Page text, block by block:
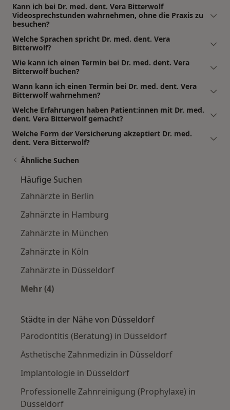
Kann ich bei Dr. med. dent. Vera Bitterwolf
Videosprechstunden wahrnehmen, ohne die Praxis zu
besuchen?
Welche Sprachen spricht Dr. med. dent. Vera
Bitterwolf?
Wie kann ich einen Termin bei Dr. med. dent. Vera
Bitterwolf buchen?
Wann kann ich einen Termin bei Dr. med. dent. Vera
Bitterwolf wahrnehmen?
Welche Erfahrungen haben Patient:innen mit Dr. med.
dent. Vera Bitterwolf gemacht?
Welche Form der Versicherung akzeptiert Dr. med.
dent. Vera Bitterwolf?
Ähnliche Suchen
Häufige Suchen
Zahnärzte in Berlin
Zahnärzte in Hamburg
Zahnärzte in München
Zahnärzte in Köln
Zahnärzte in Düsseldorf
Mehr (4)
Städte in der Nähe von Düsseldorf
Parodontitis (Beratung) in Düsseldorf
Ästhetische Zahnmedizin in Düsseldorf
Implantologie in Düsseldorf
Professionelle Zahnreinigung (Prophylaxe) in
Düsseldorf